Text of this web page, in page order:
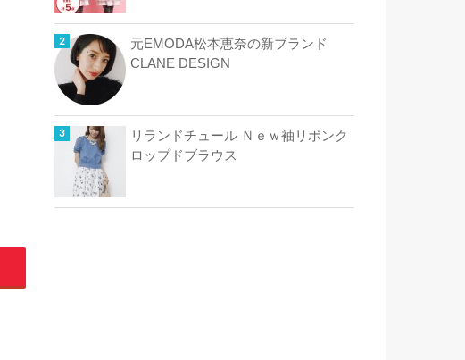
元EMODA松本恵奈の新ブランド
CLANE DESIGN
リランドチュール Ｎｅｗ袖リボンク
ロップドブラウス